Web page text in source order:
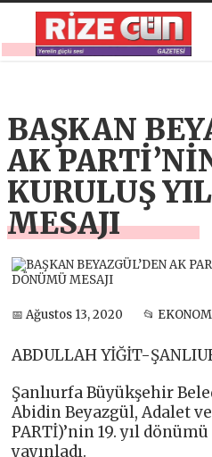
BAŞKAN
AK
KURULUŞ
MESAJI
📅 Ağustos 13, 2020 📂
ABDULLAH YİĞİT-
Şanlıurfa Büyükşehir
Abidin Beyazgül, Adalet
PARTİ)’nin 19. yıl
yayınladı.